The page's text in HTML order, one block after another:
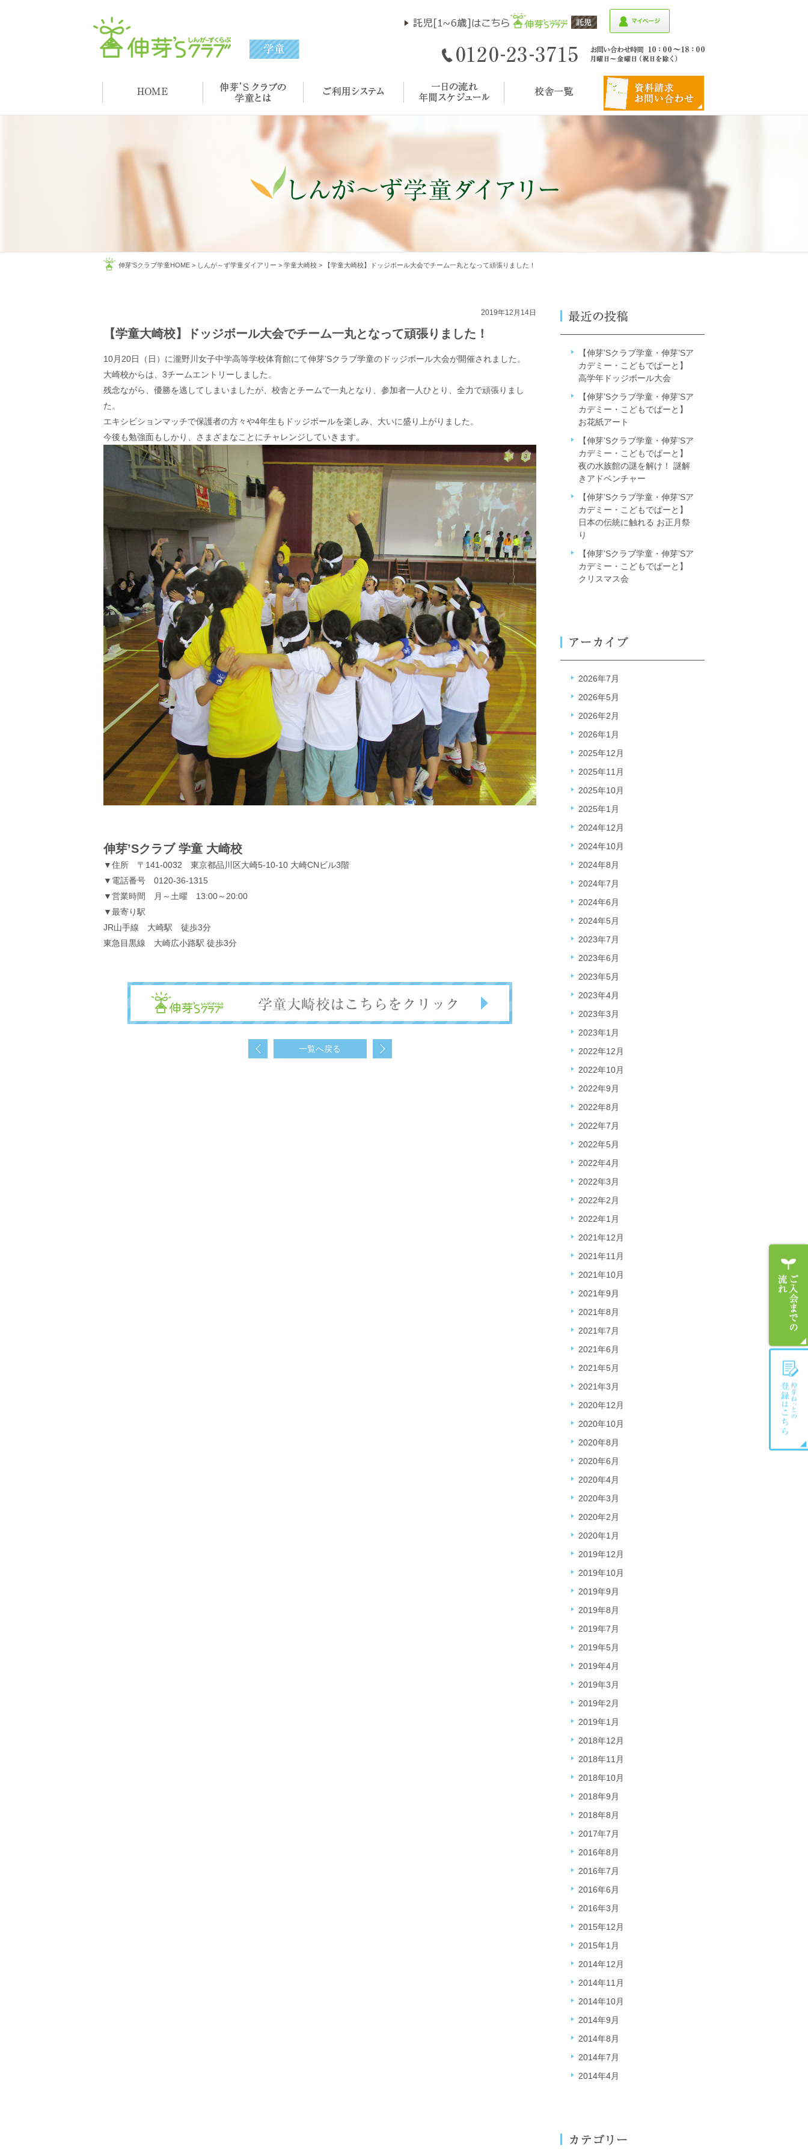
伸芽'Sクラブ学童HOME > しんが～ず学童ダイアリー > 学童大崎校 > 【学童大崎校】ドッジボール大会でチーム一丸となって頑張りました！
2019年12月14日
【学童大崎校】ドッジボール大会でチーム一丸となって頑張りました！
10月20日（日）に瀧野川女子中学高等学校体育館にて伸芽’Sクラブ学童のドッジボール大会が開催されました。
大崎校からは、3チームエントリーしました。
残念ながら、優勝を逃してしまいましたが、校舎とチームで一丸となり、参加者一人ひとり、全力で頑張りまし
た。
エキシビションマッチで保護者の方々や4年生もドッジボールを楽しみ、大いに盛り上がりました。
今後も勉強面もしかり、さまざまなことにチャレンジしていきます。
伸芽’Sクラブ 学童 大崎校
▼住所 〒141-0032 東京都品川区大崎5-10-10 大崎CNビル3階
▼電話番号 0120-36-1315
▼営業時間 月～土曜 13:00～20:00
▼最寄り駅
JR山手線 大崎駅 徒歩3分
東急目黒線 大崎広小路駅 徒歩3分
一覧へ戻る
【伸芽’Sクラブ学童・伸芽’Sア
カデミー・こどもでぱーと】
高学年ドッジボール大会
【伸芽’Sクラブ学童・伸芽’Sア
カデミー・こどもでぱーと】
お花紙アート
【伸芽’Sクラブ学童・伸芽’Sア
カデミー・こどもでぱーと】
夜の水族館の謎を解け！ 謎解
きアドベンチャー
【伸芽’Sクラブ学童・伸芽’Sア
カデミー・こどもでぱーと】
日本の伝統に触れる お正月祭
り
【伸芽’Sクラブ学童・伸芽’Sア
カデミー・こどもでぱーと】
クリスマス会
2026年7月
2026年5月
2026年2月
2026年1月
2025年12月
2025年11月
2025年10月
2025年1月
2024年12月
2024年10月
2024年8月
2024年7月
2024年6月
2024年5月
2023年7月
2023年6月
2023年5月
2023年4月
2023年3月
2023年1月
2022年12月
2022年10月
2022年9月
2022年8月
2022年7月
2022年5月
2022年4月
2022年3月
2022年2月
2022年1月
2021年12月
2021年11月
2021年10月
2021年9月
2021年8月
2021年7月
2021年6月
2021年5月
2021年3月
2020年12月
2020年10月
2020年8月
2020年6月
2020年4月
2020年3月
2020年2月
2020年1月
2019年12月
2019年10月
2019年9月
2019年8月
2019年7月
2019年5月
2019年4月
2019年3月
2019年2月
2019年1月
2018年12月
2018年11月
2018年10月
2018年9月
2018年8月
2017年7月
2016年8月
2016年7月
2016年6月
2016年3月
2015年12月
2015年1月
2014年12月
2014年11月
2014年10月
2014年9月
2014年8月
2014年7月
2014年4月